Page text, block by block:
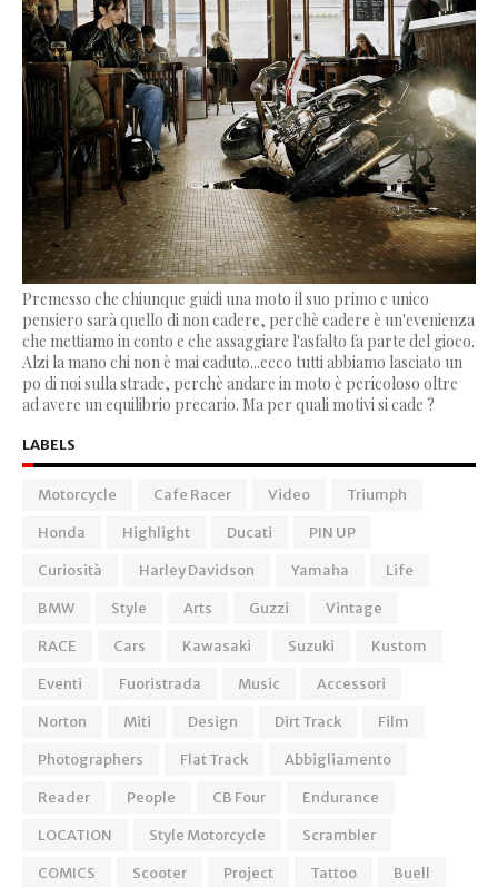
Premesso che chiunque guidi una moto il suo primo e unico
pensiero sarà quello di non cadere, perchè cadere è un'evenienza
che mettiamo in conto e che assaggiare l'asfalto fa parte del gioco.
Alzi la mano chi non è mai caduto...ecco tutti abbiamo lasciato un
po di noi sulla strade, perchè andare in moto è pericoloso oltre
ad avere un equilibrio precario. Ma per quali motivi si cade ?
LABELS
Motorcycle Cafe Racer Video
Triumph
Honda
Highlight Ducati
PIN UP
Curiosità
Harley Davidson Yamaha
Life
BMW
Style Arts Guzzi
Vintage
RACE
Cars Kawasaki Suzuki
Kustom
Eventi
Fuoristrada Music
Accessori
Norton
Miti Design Dirt Track
Film
Photographers
Flat Track
Abbigliamento
Reader
People CB Four
Endurance
LOCATION
Style Motorcycle
Scrambler
COMICS
Scooter Project Tattoo
Buell